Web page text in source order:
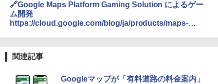
🔗Google Maps Platform Gaming Solution によるゲー
ム開発
https://cloud.google.com/blog/ja/products/maps-
関連記事
Googleマップが「有料道路の料金案内」